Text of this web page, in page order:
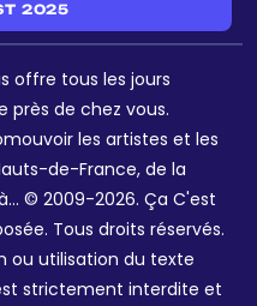
2025
offre tous les jours
près de chez vous.
les artistes et les
de-France, de la
© 2009-2026. Ça C'est
Tous droits réservés.
ou utilisation du texte
strictement interdite et